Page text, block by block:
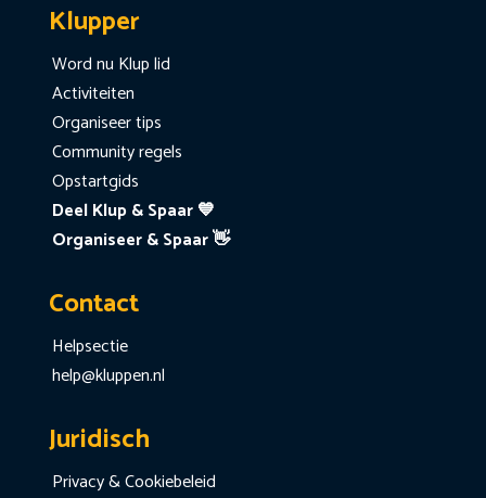
Klupper
Word nu Klup lid
Activiteiten
Organiseer tips
Community regels
Opstartgids
Deel Klup & Spaar 💙
Organiseer & Spaar 👋
Contact
Helpsectie
help@kluppen.nl
Juridisch
Privacy & Cookiebeleid